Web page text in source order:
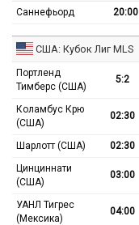
Саннефьорд 20:00
США: Кубок Лиг MLS
Портленд
Тимберс (США)
5:2
Коламбус Крю
(США)
02:30
Шарлотт (США) 02:30
Цинциннати
(США)
03:00
УАНЛ Тигрес
(Мексика)
04:00